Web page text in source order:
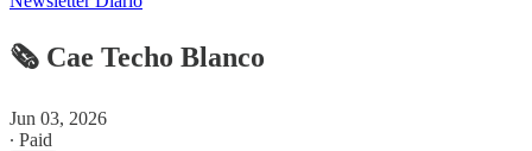
🗞️ Cae Techo Blanco
Jun 03, 2026
∙ Paid